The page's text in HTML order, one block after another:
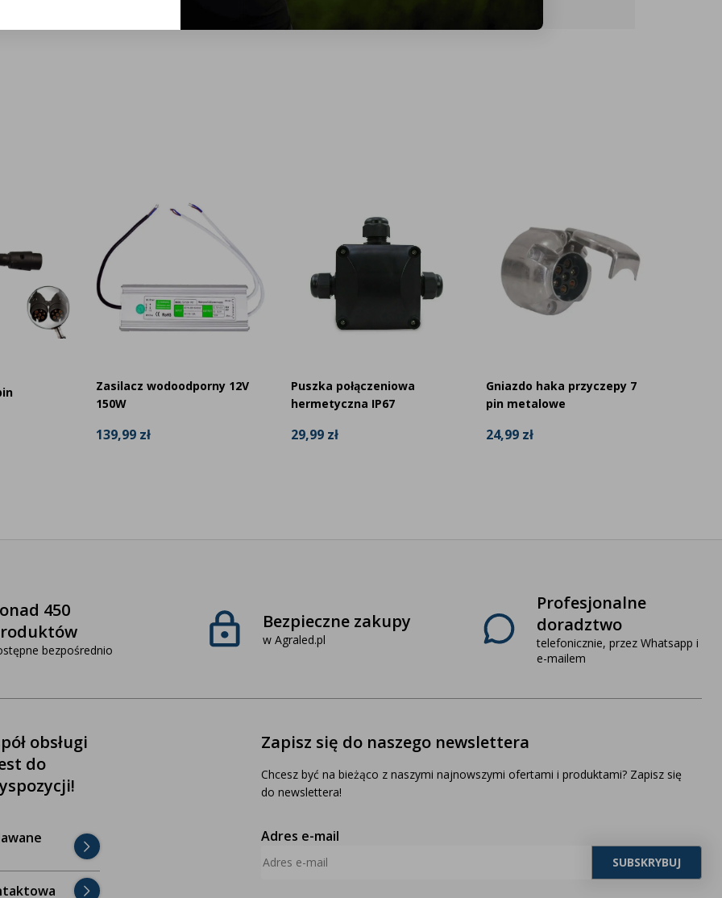
Zasilacz wodoodporny 12V
150W
139,99 zł
Puszka połączeniowa
hermetyczna IP67
29,99 zł
Gniazdo haka przyczepy 7
pin metalowe
24,99 zł
450
bezpośrednio
Bezpieczne zakupy
w Agraled.pl
Profesjonalne
doradztwo
telefonicznie, przez Whatsapp i
e-mailem
obsługi
do
Zapisz się do naszego newslettera
Chcesz być na bieżąco z naszymi najnowszymi ofertami i produktami? Zapisz się
do newslettera!
Adres e-mail